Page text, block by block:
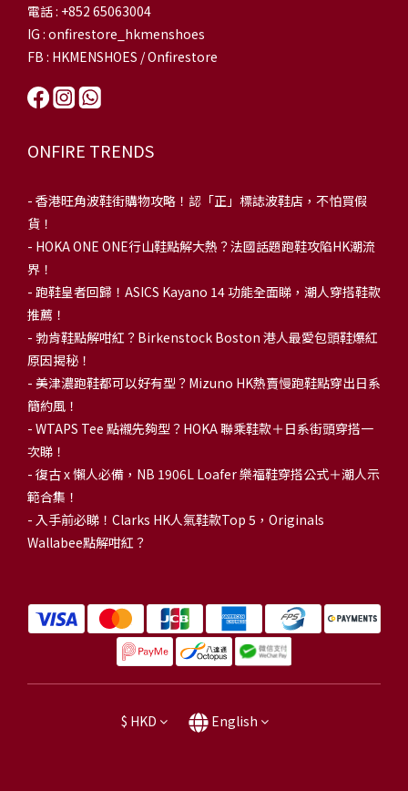
電話 : +852 65063004
IG : onfirestore_hkmenshoes
FB : HKMENSHOES / Onfirestore
ONFIRE TRENDS
- 香港旺角波鞋街購物攻略！認「正」標誌波鞋店，不怕買假
貨！
- HOKA ONE ONE行山鞋點解大熱？法國話題跑鞋攻陷HK潮流
界！
- 跑鞋皇者回歸！ASICS Kayano 14 功能全面睇，潮人穿搭鞋款
推薦！
- 勃肯鞋點解咁紅？Birkenstock Boston 港人最愛包頭鞋爆紅
原因揭秘！
- 美津濃跑鞋都可以好有型？Mizuno HK熱賣慢跑鞋點穿出日系
簡約風！
- WTAPS Tee 點襯先夠型？HOKA 聯乘鞋款＋日系街頭穿搭一
次睇！
- 復古 x 懶人必備，NB 1906L Loafer 樂福鞋穿搭公式＋潮人示
範合集！
- 入手前必睇！Clarks HK人氣鞋款Top 5，Originals
Wallabee點解咁紅？
$ HKD English